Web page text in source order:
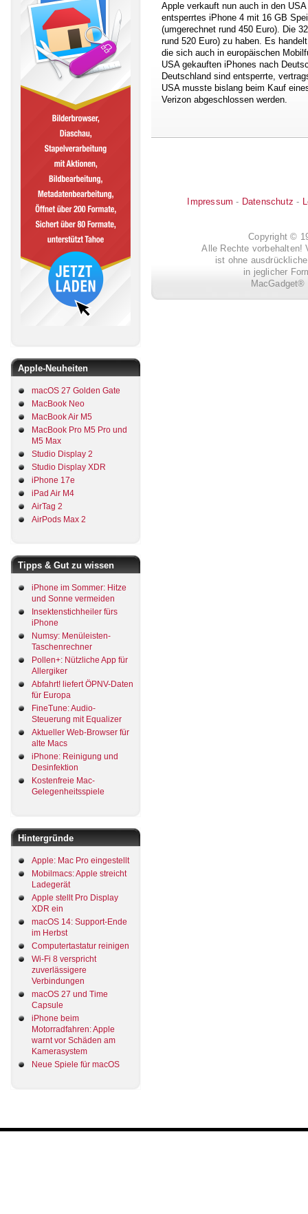
Apple-Neuheiten
macOS 27 Golden Gate
MacBook Neo
MacBook Air M5
MacBook Pro M5 Pro und
M5 Max
Studio Display 2
Studio Display XDR
iPhone 17e
iPad Air M4
AirTag 2
AirPods Max 2
Tipps & Gut zu wissen
iPhone im Sommer: Hitze
und Sonne vermeiden
Insektenstichheiler fürs
iPhone
Numsy: Menüleisten-
Taschenrechner
Pollen+: Nützliche App für
Allergiker
Abfahrt! liefert ÖPNV-Daten
für Europa
FineTune: Audio-
Steuerung mit Equalizer
Aktueller Web-Browser für
alte Macs
iPhone: Reinigung und
Desinfektion
Kostenfreie Mac-
Gelegenheitsspiele
Hintergründe
Apple: Mac Pro eingestellt
Mobilmacs: Apple streicht
Ladegerät
Apple stellt Pro Display
XDR ein
macOS 14: Support-Ende
im Herbst
Computertastatur reinigen
Wi-Fi 8 verspricht
zuverlässigere
Verbindungen
macOS 27 und Time
Capsule
iPhone beim
Motorradfahren: Apple
warnt vor Schäden am
Kamerasystem
Neue Spiele für macOS
Apple verkauft nun auch in den USA
entsperrtes iPhone 4 mit 16 GB
(umgerechnet rund 450 Euro). Die
rund 520 Euro) zu haben. Es
die sich auch in europäischen
USA gekauften iPhones nach
Deutschland sind entsperrte,
USA musste bislang beim Kauf
Verizon abgeschlossen werden.
Impressum - Datenschutz -
Copyright ©
Alle Rechte vorbehalten!
ist ohne
in jeglicher
MacGadget®